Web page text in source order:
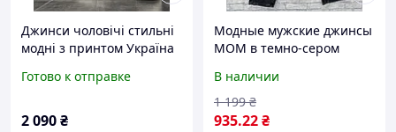
Джинси чоловічі стильні
модні з принтом Україна
Style Shop
Готово к отправке
2 090₴
Модные мужские джинсы
МОМ в темно-сером
размере
В наличии
935.22₴
1 199 ₴